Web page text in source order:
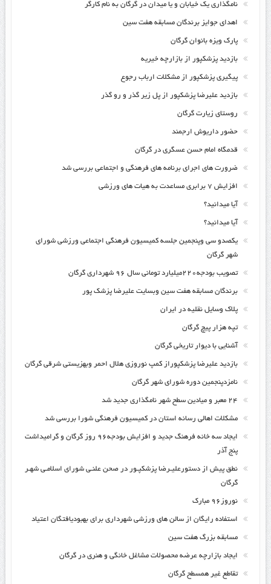
نامگذاری یک خیابان و یا میدان در گرگان به نام کارگر
اهدای جوایز برندگان مسابقه هفت سین
پارک ویزه بانوان گرگان
بازدید پزشکپور از بازارچه خیریه
پیگیری پزشکپور از مشکلات ارباب رجوع
بازدید علیرضا پزشکپور از پل زیر گذر و رو گذر
روستای زیارت گرگان
حضور داریوش ارجمند
قدمگاه امام حسن عسگری در گرگان
ضرورت های اجرای برنامه های فرهنگی و اجتماعی بررسی شد
افزایش ۷ برابری مساعدت به هیات های ورزشی
آیا میدانید؟
آیا میدانید؟
یکصدو سی وپنجمین جلسه کمیسیون فرهنگی اجتماعی ورزشی شورای
شهر گرگان
تصویب بودجه۲۲۰میلیارد تومانی سال ۹۶ شهرداری گرگان
برندگان مسابقه هفت سین وبسایت علیرضا پزشک پور
پلاک وسایل نقلیه در ایران
تپه هزار پیچ گرگان
آشنایی با دیوار تاریخی گرگان
بازدید علیرضا پزشکپوراز کمپ نوروزی هلال احمر وبهزیستی شرقی گرگان
نامزدپنجمین دوره شورای شهر گرگان
۲۴ معبر و میادین سطح شهر نامگذاری جدید شد
مشکلات اهالی رسانه استان در کمیسیون فرهنگی شورا بررسی شد
ایجاد سه خانه فرهنگ جدید و افزایش بودجه۹۶ روز گرگان و گرامیداشت
پنج آذر
نطق پیش از دستورعلیـرضا پزشکپـور در صحن علنـی شورای اسلامـی شهـر
گرگان
نوروز۹۶ مبارک
استفاده رایگان از سالن های ورزشی شهرداری برای بهبودیافتگان اعتیاد
مسابقه بزرگ هفت سین
ایجاد بازارچه عرضه محصولات مشاغل خانگی و هنری در گرگان
تقاطع غیر همسطح گرگان